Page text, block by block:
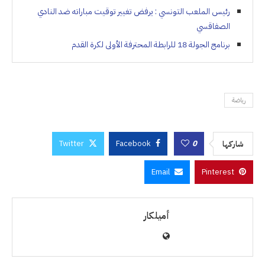
رئيس الملعب التونسي : يرفض تغيير توقيت مباراته ضد النادي
الصفاقسي
برنامج الجولة 18 للرابطة المحترفة الأولى لكرة القدم
رياضة
شاركها 0
Facebook
Twitter
Pinterest
Email
أميلكار